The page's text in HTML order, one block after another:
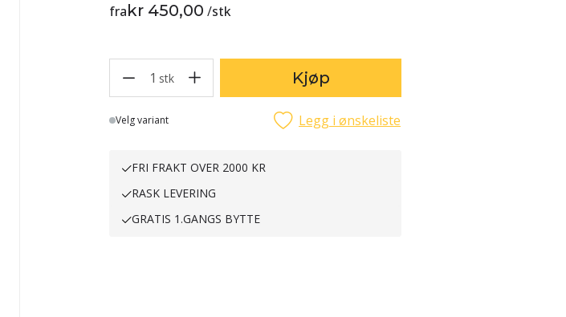
frakr 450,00 /stk
1 stk Kjøp
Lager
Velg variant Legg i ønskeliste
FRI FRAKT OVER 2000 KR
RASK LEVERING
GRATIS 1.GANGS BYTTE